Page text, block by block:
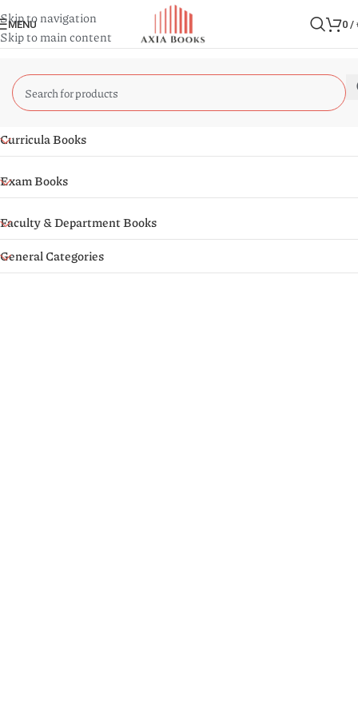
Skip to navigation
Skip to main content
MENU 0 /
Curricula Books
Exam Books
Faculty & Department Books
General Categories